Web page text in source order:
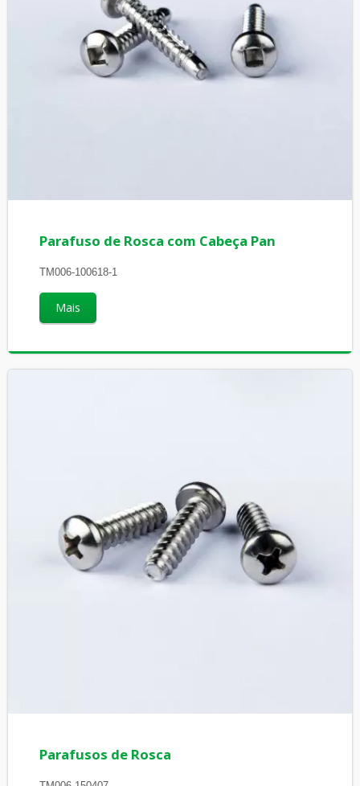
Parafuso de Rosca com Cabeça Pan
TM006-100618-1
Mais
Parafusos de Rosca